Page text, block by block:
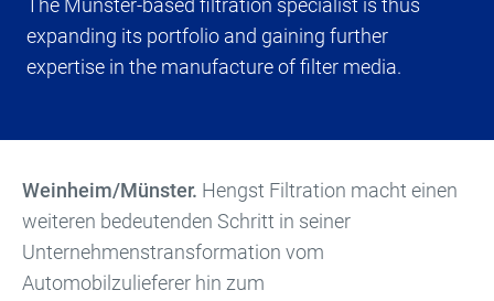
The Münster-based filtration specialist is thus
expanding its portfolio and gaining further
expertise in the manufacture of filter media.
Weinheim/Münster. Hengst Filtration macht einen
weiteren bedeutenden Schritt in seiner
Unternehmenstransformation vom
Automobilzulieferer hin zum